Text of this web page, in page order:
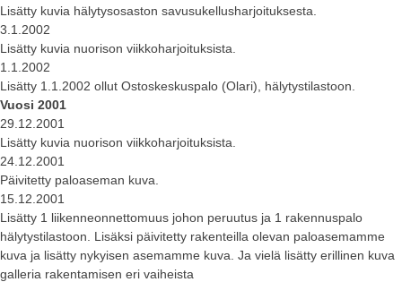
Lisätty kuvia hälytysosaston savusukellusharjoituksesta.
3.1.2002
Lisätty kuvia nuorison viikkoharjoituksista.
1.1.2002
Lisätty 1.1.2002 ollut Ostoskeskuspalo (Olari), hälytystilastoon.
Vuosi 2001
29.12.2001
Lisätty kuvia nuorison viikkoharjoituksista.
24.12.2001
Päivitetty paloaseman kuva.
15.12.2001
Lisätty 1 liikenneonnettomuus johon peruutus ja 1 rakennuspalo
hälytystilastoon. Lisäksi päivitetty rakenteilla olevan paloasemamme
kuva ja lisätty nykyisen asemamme kuva. Ja vielä lisätty erillinen kuva
galleria rakentamisen eri vaiheista